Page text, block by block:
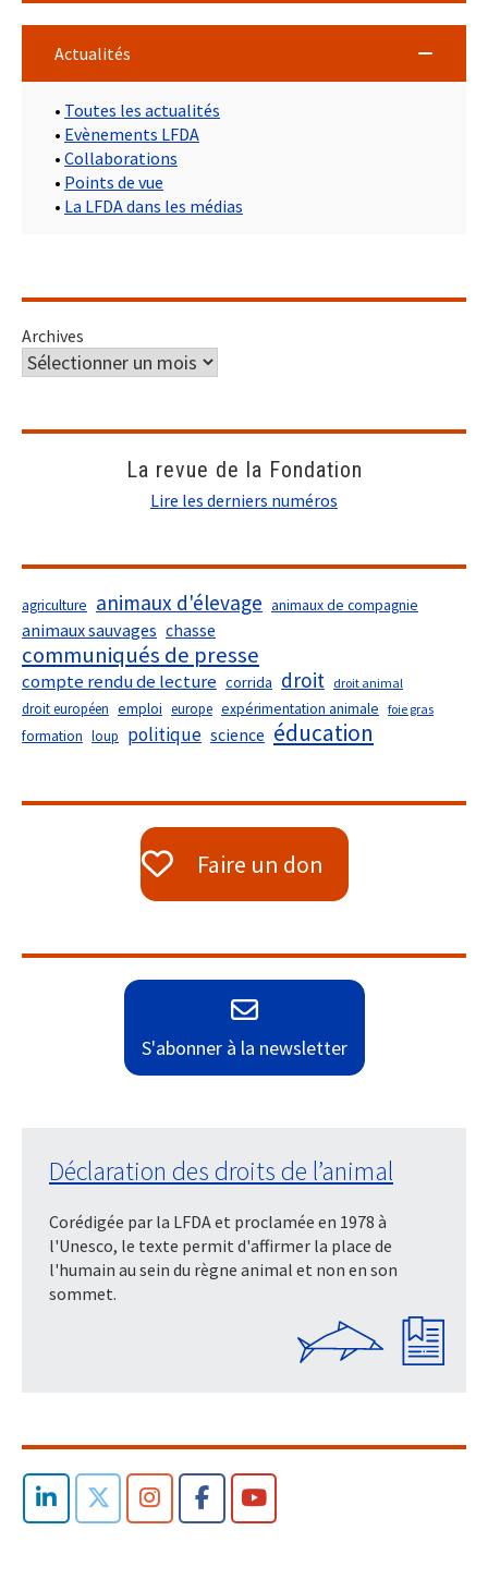
Actualités
• Toutes les actualités
• Evènements LFDA
• Collaborations
• Points de vue
• La LFDA dans les médias
Archives
La revue de la Fondation
Lire les derniers numéros
agriculture animaux d'élevage animaux de compagnie
animaux sauvages chasse
communiqués de presse
compte rendu de lecture corrida droit droit animal
droit européen emploi europe expérimentation animale foie gras
formation loup politique science éducation
Faire un don
S'abonner à la newsletter
Déclaration des droits de l’animal
Corédigée par la LFDA et proclamée en 1978 à
l'Unesco, le texte permit d'affirmer la place de
l'humain au sein du règne animal et non en son
sommet.